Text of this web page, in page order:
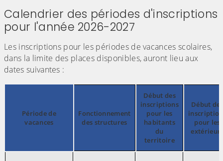
Calendrier des périodes d'inscriptions
pour l'année 2026-2027
Les inscriptions pour les périodes de vacances scolaires,
dans la limite des places disponibles, auront lieu aux
dates suivantes :
Période de
vacances
Fonctionnement
des structures
Début des
inscriptions
pour les
habitants
du
territoire
Début des
pour les